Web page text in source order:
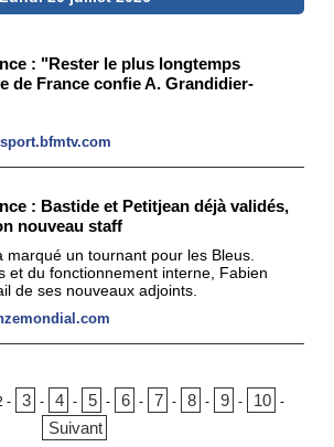
: "Rester le plus longtemps
de France confie A. Grandidier-
: Bastide et Petitjean déjà validés,
nouveau staff
marqué un tournant pour les Bleus.
et du fonctionnement interne, Fabien
de ses nouveaux adjoints.
- 3 - 4 - 5 - 6 - 7 - 8 - 9 - 10 -
Suivant